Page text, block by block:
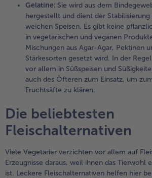
Gelatine: Sie wird aus dem
hergestellt und dient der
weichen Speisen. Es gibt keine
in vegetarischen und veganen
Mischungen aus Agar-Agar, Pektinen
Stärkesorten gesetzt wird. In der
vor allem in Süßspeisen und
auch des Öfteren zum Einsatz, um
Fruchtsäfte zu klären.
Die beliebtesten
Fleischalternativen
Viele Vegetarier verzichten vor allem auf
Erzeugnisse daraus, weil ihnen das Tierwohl
ist. Leckere Fleischalternativen helfen hier